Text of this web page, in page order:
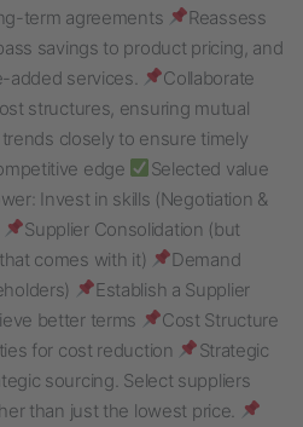
term agreements
Reassess
savings to product pricing, and
added services.
Collaborate
structures, ensuring mutual
closely to ensure timely
edge
Selected value
Invest in skills (Negotiation &
Supplier Consolidation (but
comes with it)
Demand
Establish a Supplier
better terms
Cost Structure
for cost reduction
Strategic
sourcing. Select suppliers
than just the lowest price.